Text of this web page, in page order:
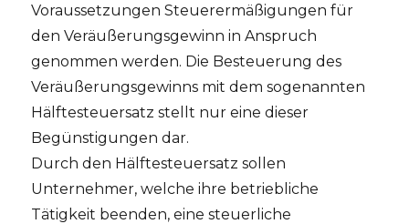
Voraussetzungen Steuerermäßigungen für
den Veräußerungsgewinn in Anspruch
genommen werden. Die Besteuerung des
Veräußerungsgewinns mit dem sogenannten
Hälftesteuersatz stellt nur eine dieser
Begünstigungen dar.
Durch den Hälftesteuersatz sollen
Unternehmer, welche ihre betriebliche
Tätigkeit beenden, eine steuerliche